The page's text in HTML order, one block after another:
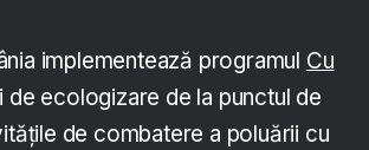
implementează programul Cu
ecologizare de la punctul de
de combatere a poluării cu